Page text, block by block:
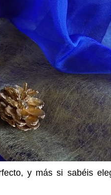
y más si sabéis